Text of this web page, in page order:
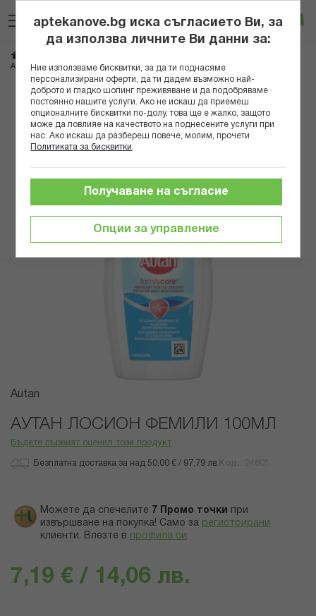
към
съдържанието
Вход
АУТАН ЛОСИОН ФЕМИЛИ 100МЛ
Преминете
края
Преминете
началото
Autan
АУТАН ЛОСИОН ФЕМИЛИ 100МЛ
Бъдете първият оценил този продукт
Безплатна доставка за над 50.00 € / 97,79 лв.
Можете да спечелите 7 Промо точки
при
извършване на покупка! Само за регистрирани
клиенти. Влезте в профила си .
7,19 € / 14,06 лв.
aptekanove.bg иска съгласието Ви, за
да използва личните Ви данни за:
Ние използваме бисквитки, за да ти поднасяме
персонализирани оферти, да ти дадем възможно най-
доброто и гладко шопинг преживяване и да подобряваме
постоянно нашите услуги. Ако не искаш да приемеш
опционалните бисквитки по-долу, това ще е жалко, защото
може да повлияе на качеството на поднесените услуги при
нас. Ако искаш да разбереш повече, молим, прочети
Политиката за бисквитки
Опции за управление
Получаване на съгласие